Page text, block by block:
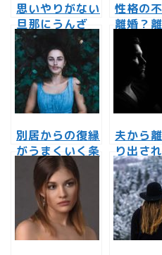
思いやりがない
旦那にうんざ
り！やさしさの
かけらもない夫
とは離婚しかな
い？
性格の
離婚？
くない
を切り
別居からの復縁
がうまくいく条
件とは？離婚話
からの復縁も夢
じゃない！
夫から
り出さ
復縁を
に何が
の？